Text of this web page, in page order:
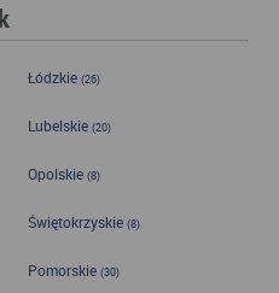
Łódzkie (26)
Lubelskie (20)
Opolskie (8)
Świętokrzyskie (8)
Pomorskie (30)